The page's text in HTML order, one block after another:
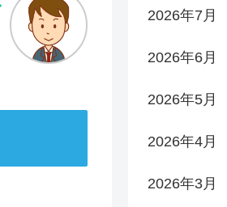
2026年7月
2026年6月
2026年5月
2026年4月
2026年3月